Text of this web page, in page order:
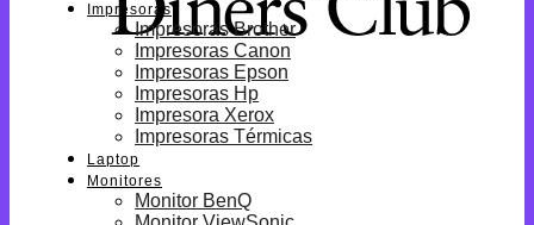
Impresoras
Impresoras Brother
Impresoras Canon
Impresoras Epson
Impresoras Hp
Impresora Xerox
Impresoras Térmicas
Laptop
Monitores
Monitor BenQ